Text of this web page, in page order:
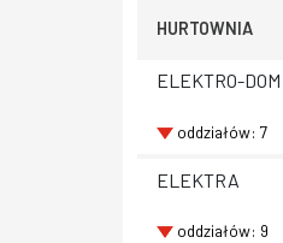
HURTOWNIA
ELEKTRO-DOM
oddziałów: 7
ELEKTRA
oddziałów: 9